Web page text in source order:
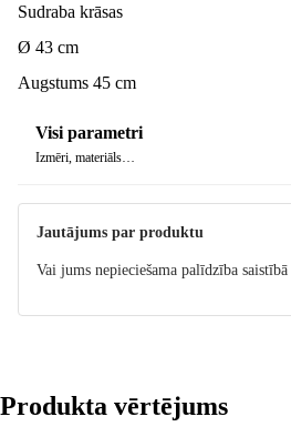
Sudraba krāsas
Ø 43 cm
Augstums 45 cm
Visi parametri
Izmēri, materiāls…
Jautājums par produktu
Vai jums nepieciešama palīdzība
Produkta vērtējums